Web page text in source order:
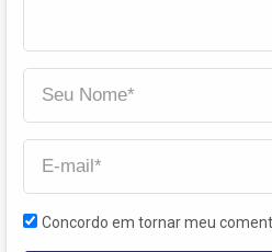
Concordo em tornar meu